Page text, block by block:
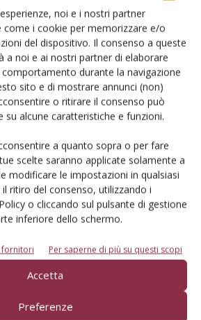
noi e i nostri partner
i cookie per memorizzare e/o
del dispositivo. Il consenso a queste
a noi e ai nostri partner di elaborare
durante la navigazione
sito e di mostrare annunci (non)
o ritirare il consenso può
su alcune caratteristiche e funzioni.
a quanto sopra o per fare
scelte saranno applicate solamente a
modificare le impostazioni in qualsiasi
ritiro del consenso, utilizzando i
o cliccando sul pulsante di gestione
inferiore dello schermo.
fornitori Per saperne di più su questi scopi
Accetta
Preferenze
produttiva, da diradare con cura,
e di buon sapore; chiudono
, Farcloe Farius , accomunate da frutti
meno sovraccolorati, particolarmente
estive che consentono una
In questo modo il calendario di
a fine agosto, passando da 60 a
PPV
di nuove varietà che
o tolleranza a questo virus, su cui
“breeder” a livello
sottolineare che queste varietà in